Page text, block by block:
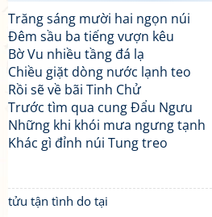
Trăng sáng mười hai ngọn núi
Đêm sầu ba tiếng vượn kêu
Bờ Vu nhiều tầng đá lạ
Chiều giặt dòng nước lạnh teo
Rồi sẽ về bãi Tinh Chử
Trước tìm qua cung Đẩu Ngưu
Những khi khói mưa ngưng tạnh
Khác gì đỉnh núi Tung treo
tửu tận tình do tại